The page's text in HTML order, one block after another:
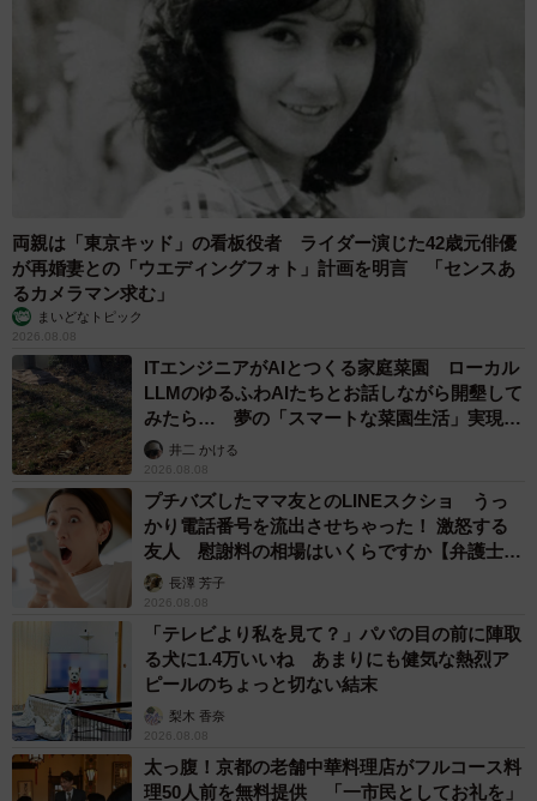
年。いまだ甘えた全開で子猫のころと少しも変わりませ
5/9
一番のお気に入り場所は膝の上なんだニャ
ふと保護したころを夫婦2人で思い出しては「足が動かな
かったのは演技だったんちゃうん！？」と冗談交じりに話
しています。
両親は「東京キッド」の看板役者 ライダー演じた42歳元俳優
が再婚妻との「ウエディングフォト」計画を明言 「センスあ
るカメラマン求む」
まいどなトピック
2026.08.08
ITエンジニアがAIとつくる家庭菜園 ローカル
LLMのゆるふわAIたちとお話しながら開墾して
みたら… 夢の「スマートな菜園生活」実現な
るか井二 かける
2026.08.08
プチバズしたママ友とのLINEスクショ うっ
かり電話番号を流出させちゃった！ 激怒する
友人 慰謝料の相場はいくらですか【弁護士が
解説】長澤 芳子
2026.08.08
「テレビより私を見て？」パパの目の前に陣取
る犬に1.4万いいね あまりにも健気な熱烈ア
ピールのちょっと切ない結末
梨木 香奈
2026.08.08
太っ腹！京都の老舗中華料理店がフルコース料
理50人前を無料提供 「一市民としてお礼を」